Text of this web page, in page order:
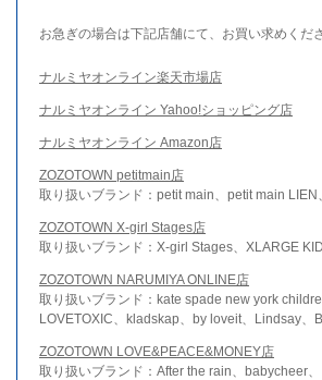
お急ぎの場合は下記店舗にて、お買い求めくだ
ナルミヤオンライン楽天市場店
ナルミヤオンライン Yahoo!ショッピング店
ナルミヤオンライン Amazon店
ZOZOTOWN petitmain店
取り扱いブランド：petit main、petit main LIEN
ZOZOTOWN X-girl Stages店
取り扱いブランド：X-girl Stages、XLARGE
ZOZOTOWN NARUMIYA ONLINE店
取り扱いブランド：kate spade new york
LOVETOXIC、kladskap、by loveit、Lindsay、
ZOZOTOWN LOVE&PEACE&MONEY店
取り扱いブランド：After the rain、babycheer、